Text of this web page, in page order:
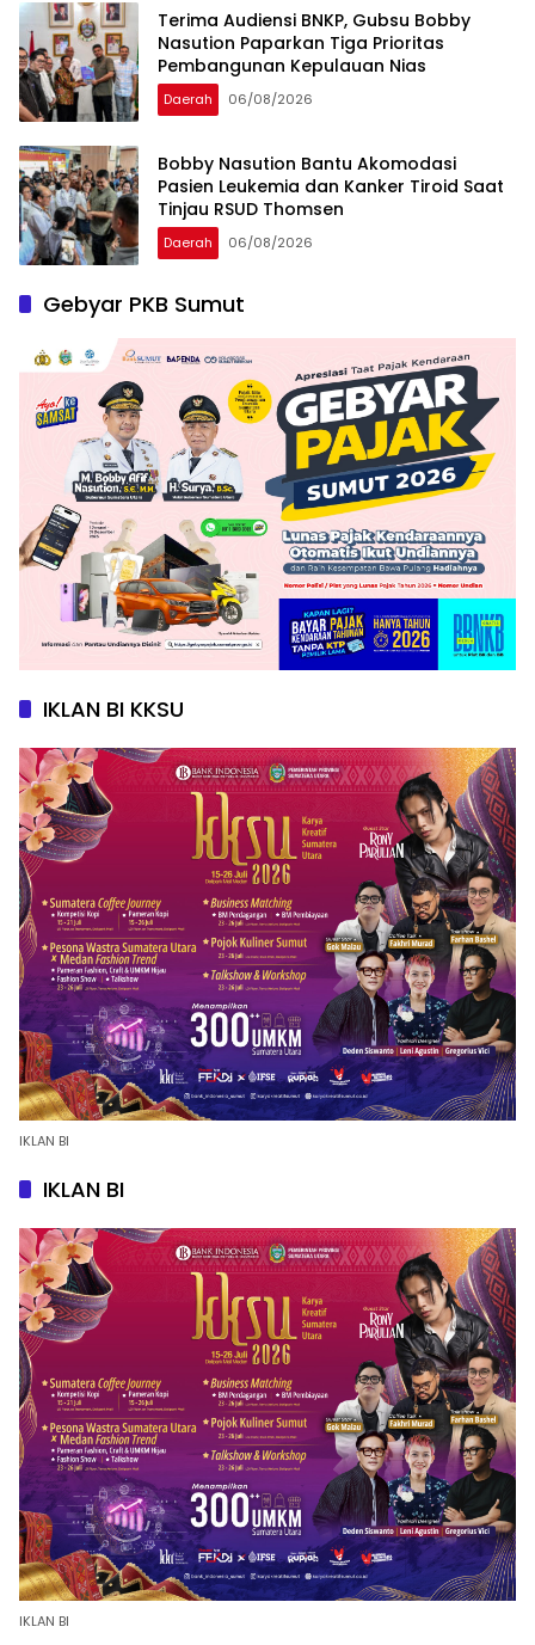
Terima Audiensi BNKP, Gubsu Bobby
Nasution Paparkan Tiga Prioritas
Pembangunan Kepulauan Nias
Daerah 06/08/2026
Bobby Nasution Bantu Akomodasi
Pasien Leukemia dan Kanker Tiroid Saat
Tinjau RSUD Thomsen
Daerah 06/08/2026
Gebyar PKB Sumut
IKLAN BI KKSU
IKLAN BI
IKLAN BI
IKLAN BI